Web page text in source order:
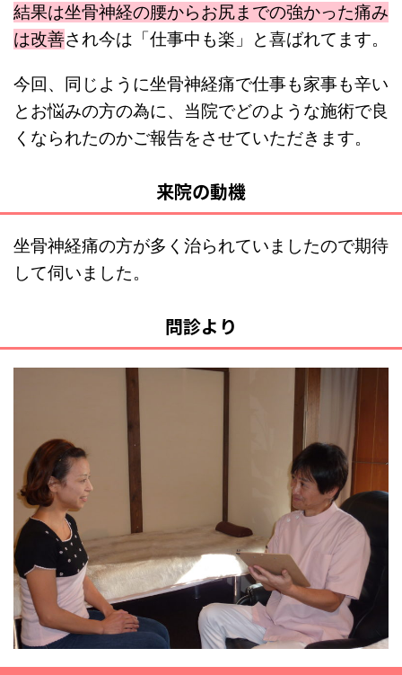
結果は坐骨神経の腰からお尻までの強かった痛み
は改善され今は「仕事中も楽」と喜ばれてます。
今回、同じように坐骨神経痛で仕事も家事も辛い
とお悩みの方の為に、当院でどのような施術で良
くなられたのかご報告をさせていただきます。
来院の動機
坐骨神経痛の方が多く治られていましたので期待
して伺いました。
問診より